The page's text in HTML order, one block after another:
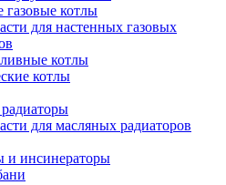
газовые котлы
для настенных газовых
котлы
котлы
для масляных радиаторов
и инсинераторы